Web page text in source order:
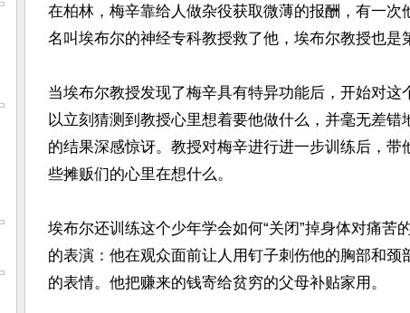
在柏林，梅辛靠给人做杂役获取微薄的报酬，有一
名叫埃布尔的神经专科教授救了他，埃布尔教授也是
当埃布尔教授发现了梅辛具有特异功能后，开始对
以立刻猜测到教授心里想着要他做什么，并毫无差
的结果深感惊讶。教授对梅辛进行进一步训练后，
些摊贩们的心里在想什么。
埃布尔还训练这个少年学会如何“关闭”掉身体对痛苦
的表演：他在观众面前让人用钉子刺伤他的胸部和
的表情。他把赚来的钱寄给贫穷的父母补贴家用。